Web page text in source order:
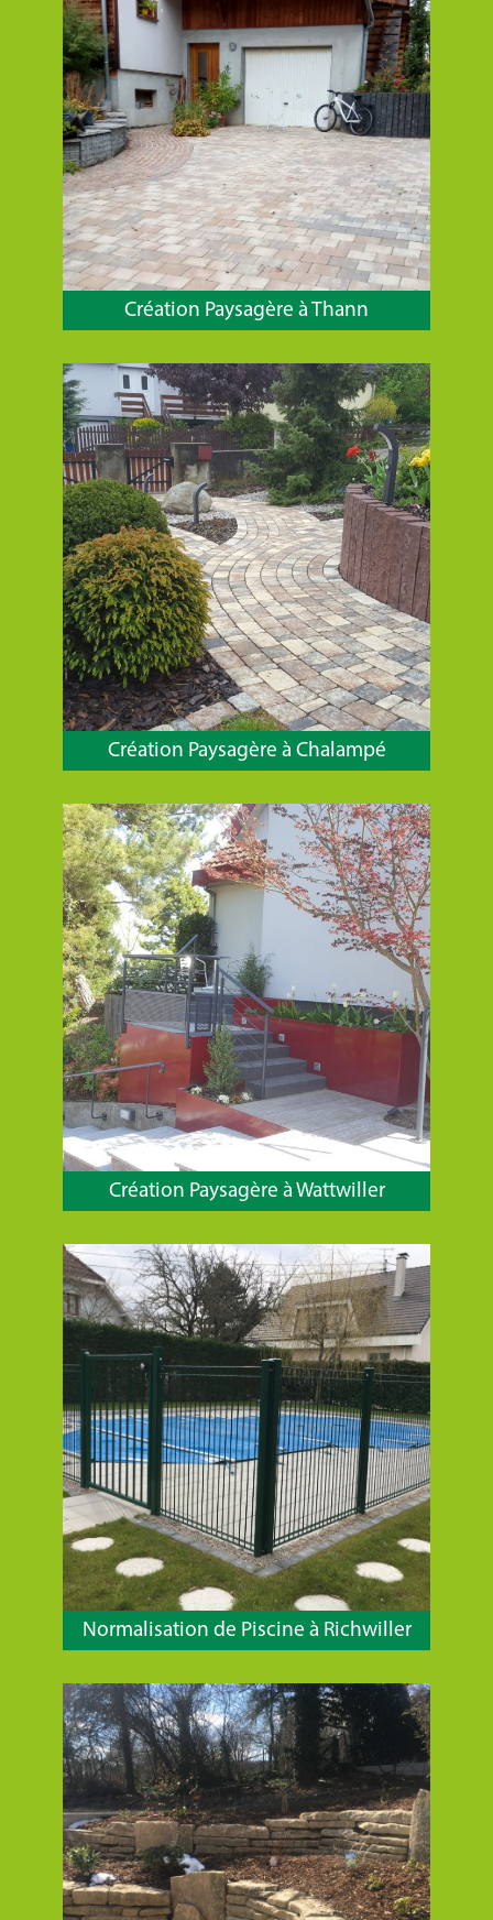
Création Paysagère à Thann
Création Paysagère à Chalampé
Création Paysagère à Wattwiller
Normalisation de Piscine à Richwiller